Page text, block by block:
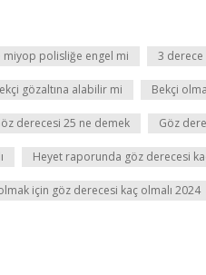
miyop polisliğe engel mi 3
gözaltına alabilir mi Bekçi
derecesi 25 ne demek Göz
Heyet raporunda göz derecesi
için göz derecesi kaç olmalı 2024